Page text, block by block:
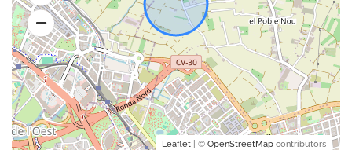
Leaflet | © OpenStreetMap contributors